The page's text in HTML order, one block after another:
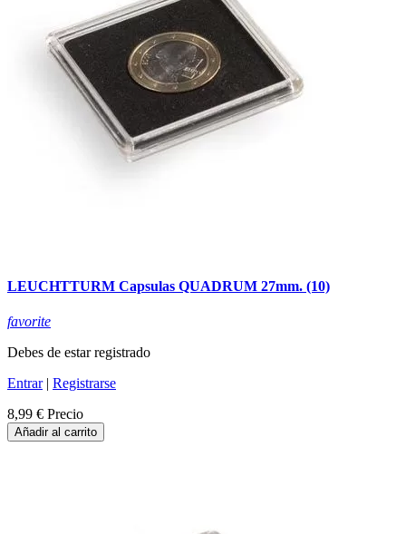
LEUCHTTURM Capsulas QUADRUM 27mm. (10)
favorite
Debes de estar registrado
Entrar| Registrarse
8,99 € Precio
Añadir al carrito